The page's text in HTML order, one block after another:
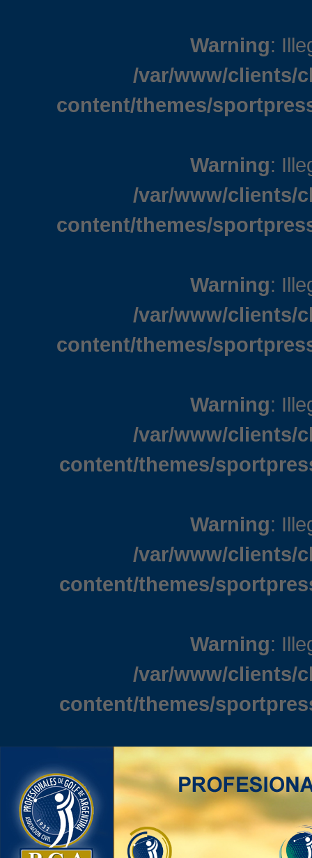
Warning:
/var/www/clients/
content/themes/
Warning:
/var/www/clients/
content/themes/
Warning:
/var/www/clients/
content/themes/
Warning:
/var/www/clients/
content/themes/
Warning:
/var/www/clients/
content/themes/
Warning:
/var/www/clients/
content/themes/